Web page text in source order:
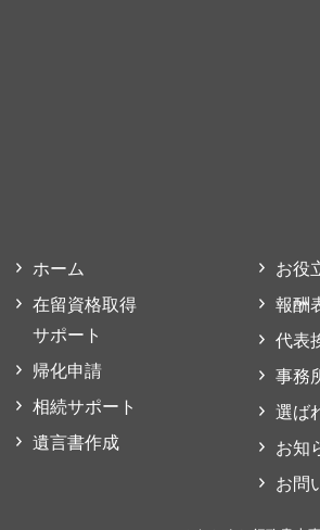
ホーム
在留資格取得
サポート
帰化申請
相続サポート
遺言書作成
お役
報酬
代表
事務
選ば
お知
お問